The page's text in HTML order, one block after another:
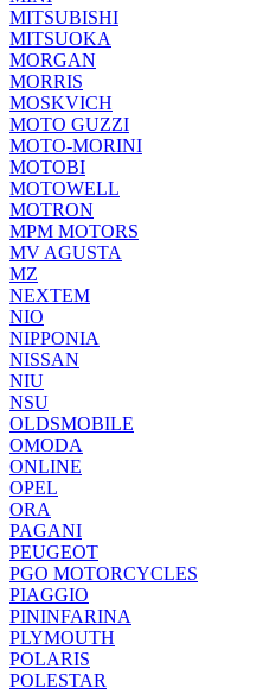
MITSUBISHI
MITSUOKA
MORGAN
MORRIS
MOSKVICH
MOTO GUZZI
MOTO-MORINI
MOTOBI
MOTOWELL
MOTRON
MPM MOTORS
MV AGUSTA
MZ
NEXTEM
NIO
NIPPONIA
NISSAN
NIU
NSU
OLDSMOBILE
OMODA
ONLINE
OPEL
ORA
PAGANI
PEUGEOT
PGO MOTORCYCLES
PIAGGIO
PININFARINA
PLYMOUTH
POLARIS
POLESTAR